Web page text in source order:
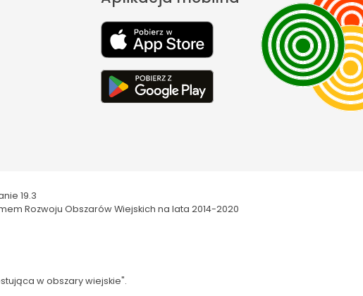
19.3
Rozwoju Obszarów Wiejskich na lata 2014-2020
w obszary wiejskie".